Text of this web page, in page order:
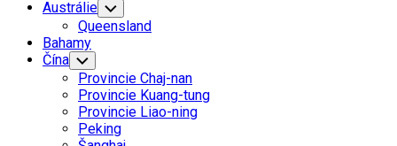
Austrálie Toggle
Child
Menu
Queensland
Bahamy
Čína Toggle
Child
Menu
Provincie Chaj-nan
Provincie Kuang-tung
Provincie Liao-ning
Peking